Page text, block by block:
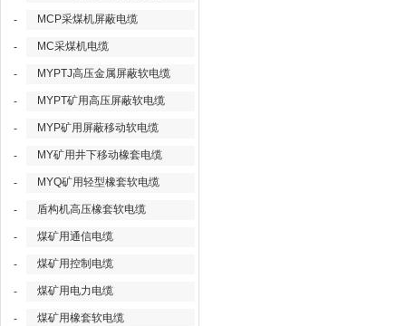
- MCP采煤机屏蔽电缆
- MC采煤机电缆
- MYPTJ高压金属屏蔽软电缆
- MYPT矿用高压屏蔽软电缆
- MYP矿用屏蔽移动软电缆
- MY矿用井下移动橡套电缆
- MYQ矿用轻型橡套软电缆
- 盾构机高压橡套软电缆
- 煤矿用通信电缆
- 煤矿用控制电缆
- 煤矿用电力电缆
- 煤矿用橡套软电缆